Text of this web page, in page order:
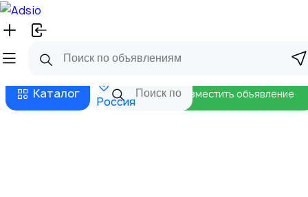
Русский
Бизнес тарифы
Каталог
Россия
Разместить объявление